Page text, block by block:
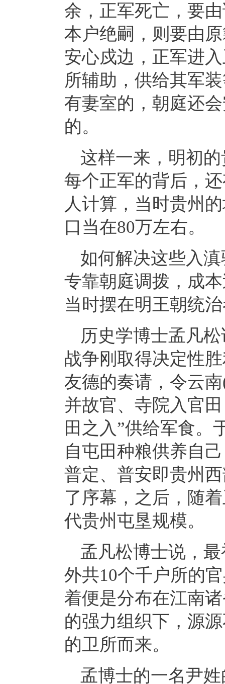
余，正军死亡，要
本户绝嗣，则要由
安心戍边，正军进
所辅助，供给其军
有妻室的，朝庭还
的。
这样一来，明初
每个正军的背后，
人计算，当时贵州
口当在80万左右。
如何解决这些入
专靠朝庭调拨，成
当时摆在明王朝统
历史学博士孟凡
战争刚取得决定性
友德的奏请，令云
并故官、寺院入官
田之入”供给军食。
自屯田种粮供养自
普定、普安即贵州
了序幕，之后，随
代贵州屯垦规模。
孟凡松博士说，
外共10个千户所的
着便是分布在江南
的强力组织下，源
的卫所而来。
孟博士的一名尹